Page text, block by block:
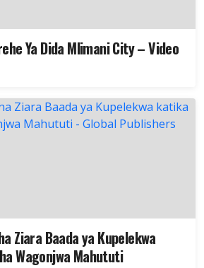
Ya Dida Mlimani City – Video
Ziara Baada ya Kupelekwa
Wagonjwa Mahututi